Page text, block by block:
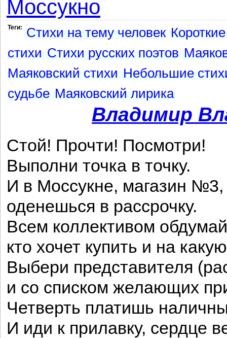
Моссукно
Теги: Стихи на тему человек
стихи Стихи русских поэтов
Маяковский стихи Небольшие
судьбе Маяковский лирика
Владимир
Стой! Прочти! Посмотри!
Выполни точка в точку.
И в Моссукне, магазин №3,
оденешься в рассрочку.
Всем коллективом
кто хочет купить и на
Выбери представителя
и со списком желающих
Четверть платишь
И иди к прилавку, сердце